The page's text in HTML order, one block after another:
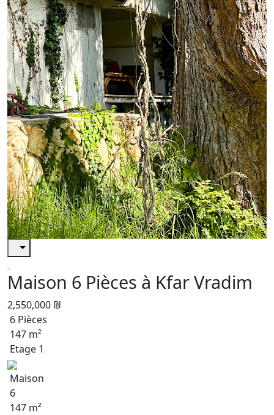
Maison 6 Pièces à Kfar Vradim
2,550,000 ₪
6 Pièces
147 m²
Etage 1
Maison
6
147 m²